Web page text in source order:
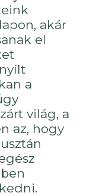
akár
el
a
világ, a
az, hogy